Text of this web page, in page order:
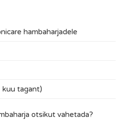
hambaharjadele
kuu tagant)
otsikut vahetada?